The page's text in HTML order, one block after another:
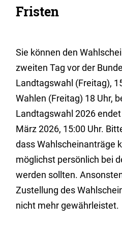
Fristen
Sie können den
zweiten Tag vor der
Landtagswahl (Freitag),
Wahlen (Freitag) 18 Uhr,
Landtagswahl 2026
März 2026, 15:00 Uhr.
dass Wahlscheinanträge
möglichst persönlich bei
werden sollten.
Zustellung des
nicht mehr gewährleistet.